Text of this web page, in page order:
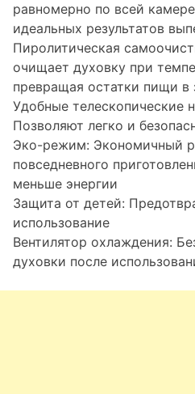
равномерно по всей
идеальных результатов
Пиролитическая
очищает духовку при
превращая остатки пищи в
Удобные телескопические
Позволяют легко и
Эко-режим: Экономичный
повседневного
меньше энергии
Защита от детей:
использование
Вентилятор охлаждения:
духовки после